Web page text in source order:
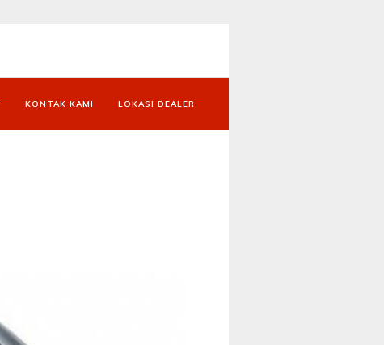
KONTAK KAMI LOKASI DEALER